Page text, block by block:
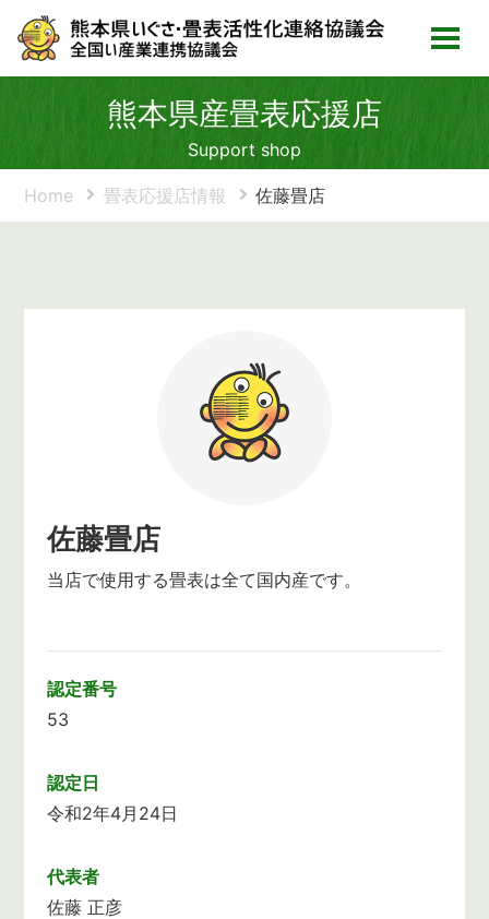
熊本県産畳表応援店
Support shop
Home 畳表応援店情報 佐藤畳店
佐藤畳店
当店で使用する畳表は全て国内産です。
認定番号
53
認定日
令和2年4月24日
代表者
佐藤 正彦